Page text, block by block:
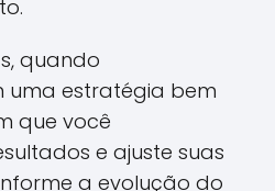
quando
uma estratégia bem
que você
e ajuste suas
a evolução do